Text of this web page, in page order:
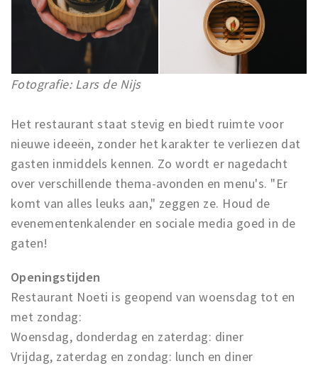
Fotografie: Lars de Nijs
Het restaurant staat stevig en biedt ruimte voor
nieuwe ideeën, zonder het karakter te verliezen dat
gasten inmiddels kennen. Zo wordt er nagedacht
over verschillende thema-avonden en menu's. "Er
komt van alles leuks aan," zeggen ze. Houd de
evenementenkalender en sociale media goed in de
gaten!
Openingstijden
Restaurant Noeti is geopend van woensdag tot en
met zondag:
Woensdag, donderdag en zaterdag: diner
Vrijdag, zaterdag en zondag: lunch en diner